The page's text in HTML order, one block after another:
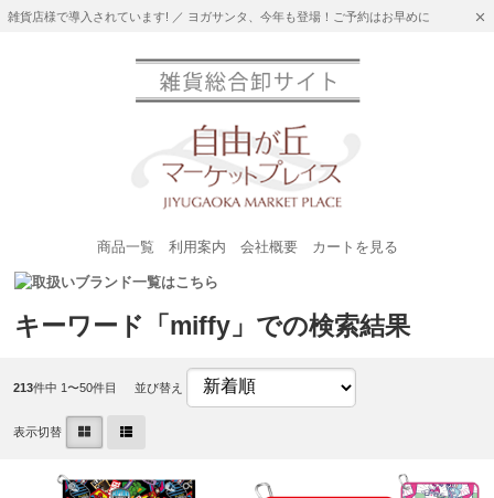
雑貨店様で導入されています! ／ ヨガサンタ、今年も登場！ご予約はお早めに
商品一覧 利用案内 会社概要 カートを見る
キーワード「miffy」での検索結果
213件中 1〜50件目 並び替え
表示切替